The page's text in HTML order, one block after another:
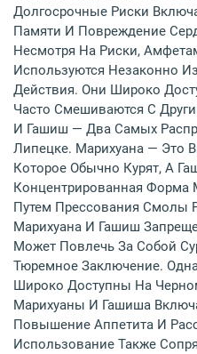
Долгосрочные Риски
Памяти И Повреждение
Несмотря На Риски,
Используются Незаконно
Действия. Они Широко
Часто Смешиваются С
И Гашиш — Два Самых
Липецке. Марихуана — Это
Которое Обычно Курят, А
Концентрированная Форма
Путем Прессования Смолы
Марихуана И Гашиш
Может Повлечь За Собой
Тюремное Заключение.
Широко Доступны На
Марихуаны И Гашиша
Повышение Аппетита И
Использование Также